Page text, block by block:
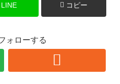
LINE コピー
ォローする